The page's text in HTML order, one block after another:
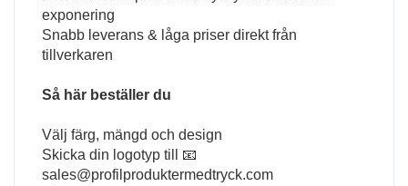
exponering
Snabb leverans & låga priser direkt från
tillverkaren
Så här beställer du
Välj färg, mängd och design
Skicka din logotyp till 📧
sales@profilproduktermedtryck.com